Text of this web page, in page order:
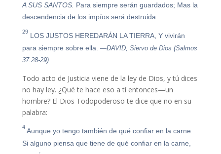
A SUS SANTOS. Para siempre serán guardados; Mas la
descendencia de los impíos será destruida.
29 LOS JUSTOS HEREDARÁN LA TIERRA, Y vivirán
para siempre sobre ella. —DAVID, Siervo de Dios (Salmos
37:28-29)
Todo acto de Justicia viene de la ley de Dios, y tú dices
no hay ley. ¿Qué te hace eso a tí entonces—un
hombre? El Dios Todopoderoso te dice que no en su
palabra:
4 Aunque yo tengo también de qué confiar en la carne.
Si alguno piensa que tiene de qué confiar en la carne,